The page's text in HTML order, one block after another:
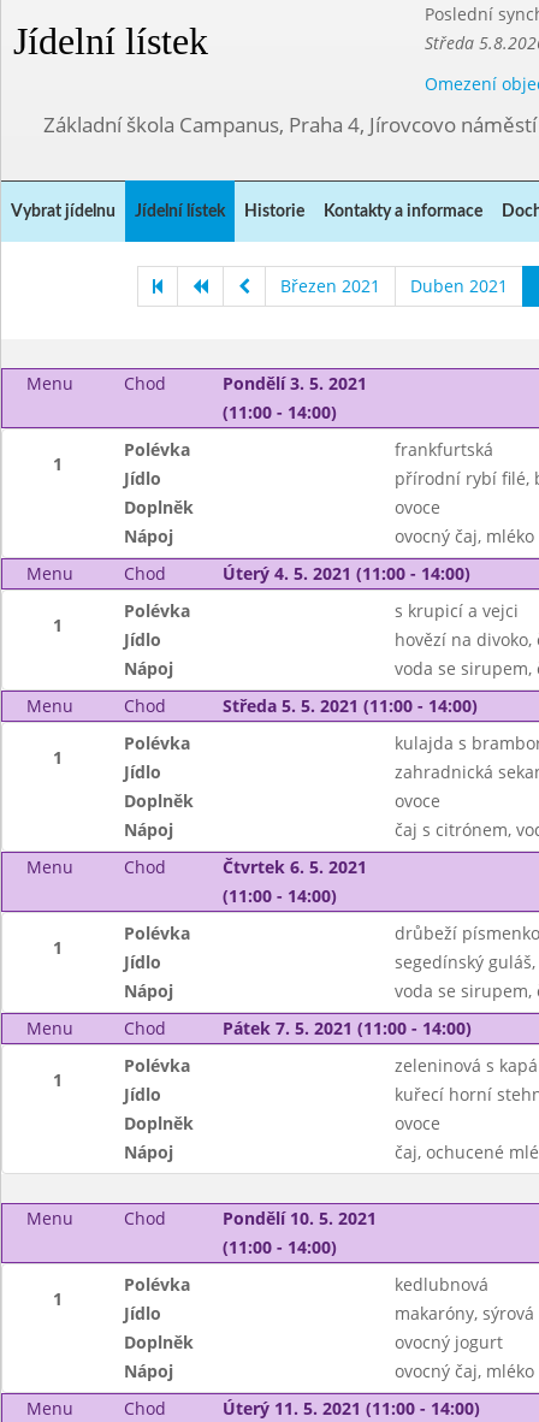
Jídelní lístek
Poslední
Středa
Omezení
Základní škola Campanus, Praha 4, Jírovcovo
Vybrat jídelnu Jídelní lístek Historie Kontakty a informace
Březen 2021 Duben 2021
Menu Chod
Pondělí 3. 5. 2021
(11:00 - 14:00)
1
Polévka
frankfurtská
Jídlo
přírodní rybí filé,
Doplněk
ovoce
Nápoj
ovocný čaj, mléko
Menu
Chod Úterý 4. 5. 2021 (11:00 - 14:00)
1
Polévka
s krupicí a vejci
Jídlo
hovězí na
Nápoj
voda se sirupem,
Menu
Chod Středa 5. 5. 2021 (11:00 - 14:00)
1
Polévka
kulajda s
Jídlo
zahradnická
Doplněk
ovoce
Nápoj
čaj s citrónem,
Menu
Chod
Čtvrtek 6. 5. 2021
(11:00 - 14:00)
1
Polévka
drůbeží
Jídlo
segedínský
Nápoj
voda se sirupem,
Menu
Chod Pátek 7. 5. 2021 (11:00 - 14:00)
1
Polévka
zeleninová s
Jídlo
kuřecí horní
Doplněk
ovoce
Nápoj
čaj, ochucené
Menu Chod
Pondělí 10. 5. 2021
(11:00 - 14:00)
1
Polévka
kedlubnová
Jídlo
makaróny,
Doplněk
ovocný jogurt
Nápoj
ovocný čaj, mléko
Menu
Chod Úterý 11. 5. 2021 (11:00 - 14:00)